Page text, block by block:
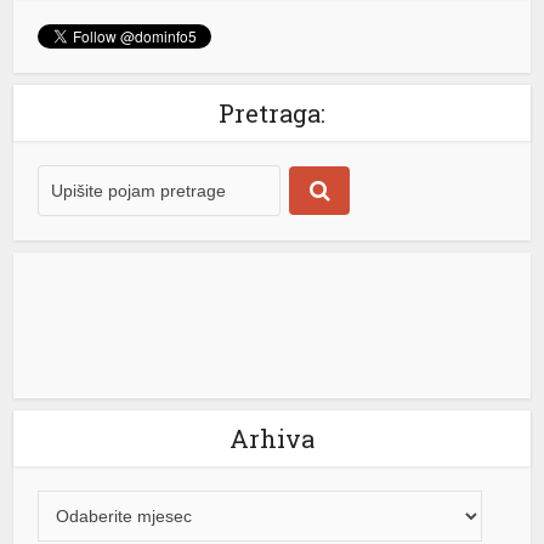
stiže iz Australije, gdje je Toyota Land Cruiser 200
aprilu 2010. godine kupio Geri Driskol, agent za promet
narednih 16 godina svakodnevno je prelazio […]
Pretraga:
Arhiva